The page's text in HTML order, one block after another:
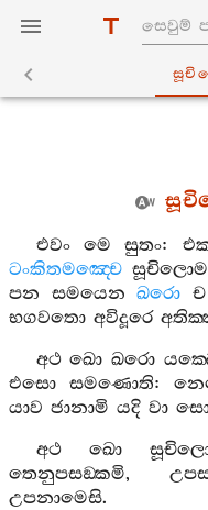
එවං මෙ සුතං:
ටංකිතමඤ‍්චෙ
පන
සමයෙන ඛරො ච
භගවතො අවිදූරෙ
අථ ඛො ඛරො
එසො
සමණොති:
යාව ජානාමි යදි වා
අථ
ඛො
තෙනුපසඞ‍්කමි,
උපනාමෙසි.